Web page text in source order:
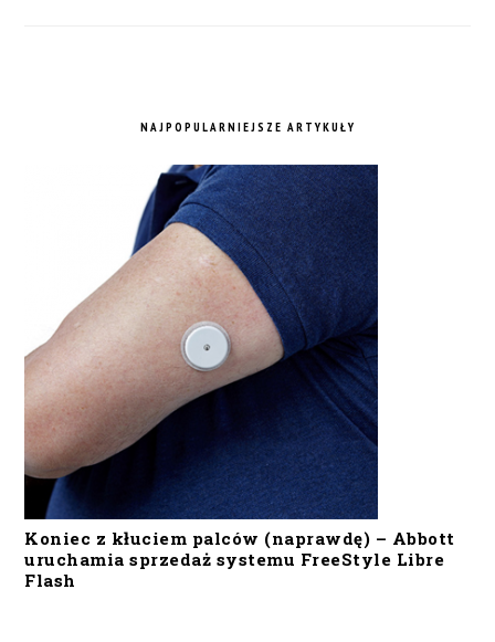
NAJPOPULARNIEJSZE ARTYKUŁY
Koniec z kłuciem palców (naprawdę) – Abbott
uruchamia sprzedaż systemu FreeStyle Libre
Flash